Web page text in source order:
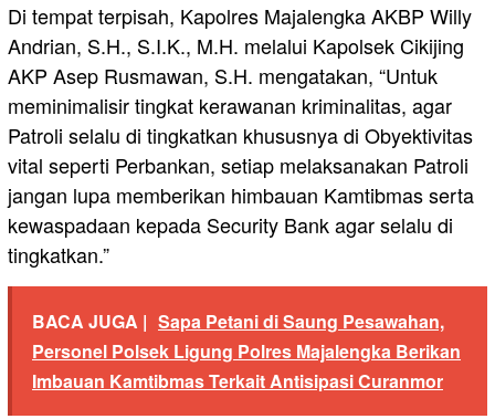
Di tempat terpisah, Kapolres Majalengka AKBP Willy
Andrian, S.H., S.I.K., M.H. melalui Kapolsek Cikijing
AKP Asep Rusmawan, S.H. mengatakan, “Untuk
meminimalisir tingkat kerawanan kriminalitas, agar
Patroli selalu di tingkatkan khususnya di Obyektivitas
vital seperti Perbankan, setiap melaksanakan Patroli
jangan lupa memberikan himbauan Kamtibmas serta
kewaspadaan kepada Security Bank agar selalu di
tingkatkan.”
BACA JUGA | Sapa Petani di Saung Pesawahan,
Personel Polsek Ligung Polres Majalengka Berikan
Imbauan Kamtibmas Terkait Antisipasi Curanmor